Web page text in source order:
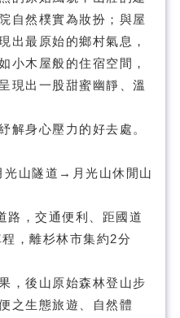
自然樸實為妝扮；與屋
出最原始的鄉村氣息，
小木屋般的住宿空間，
現出一股甜蜜幽靜、溫
解身心壓力的好去處。
山隧道→月光山休閒山
路，交通便利、距國道
，離杉林市集約2分
，後山原始森林登山步
之生態旅遊、自然體